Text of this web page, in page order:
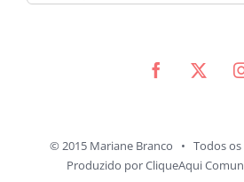
© 2015 Mariane Branco • Todos
Produzido porCliqueAqui